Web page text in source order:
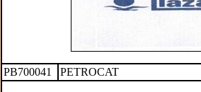
PB700041 PETROCAT